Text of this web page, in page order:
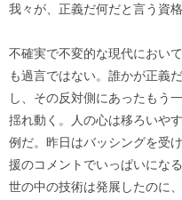
我々が、正義だ何だと言う資
不確実で不変的な現代におい
も過言ではない。誰かが正義
し、その反対側にあったもう
揺れ動く。人の心は移ろいや
例だ。昨日はバッシングを受
援のコメントでいっぱいになる
世の中の技術は発展したのに